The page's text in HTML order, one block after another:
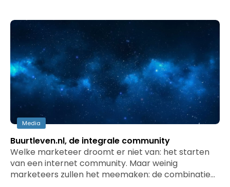
Media
Buurtleven.nl, de integrale community
Welke marketeer droomt er niet van: het starten
van een internet community. Maar weinig
marketeers zullen het meemaken: de combinatie…